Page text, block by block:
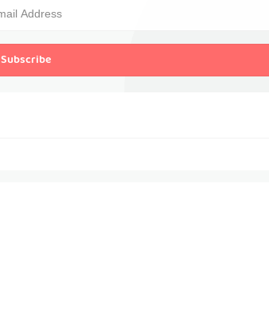
Subscribe